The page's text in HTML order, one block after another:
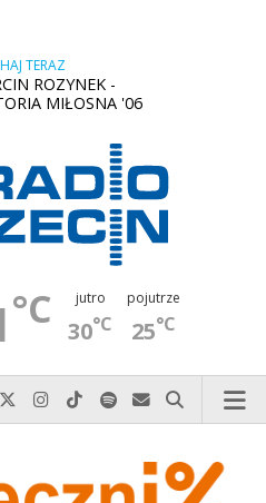
TERAZ
ROZYNEK -
MIŁOSNA '06
°C jutro
30°C
pojutrze
25°C
po prostu do nas zadzwoń
Odwiedź nas na Facebook-u
Odwiedź nas na X
Odwiedź nas na Instagram-ie
Odwiedź nas na TikTok-u
Szukaj nas na Spotify
Wyślij do nas
Szukaj